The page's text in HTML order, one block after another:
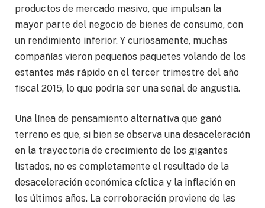
productos de mercado masivo, que impulsan la
mayor parte del negocio de bienes de consumo, con
un rendimiento inferior. Y curiosamente, muchas
compañías vieron pequeños paquetes volando de los
estantes más rápido en el tercer trimestre del año
fiscal 2015, lo que podría ser una señal de angustia.
Una línea de pensamiento alternativa que ganó
terreno es que, si bien se observa una desaceleración
en la trayectoria de crecimiento de los gigantes
listados, no es completamente el resultado de la
desaceleración económica cíclica y la inflación en
los últimos años. La corroboración proviene de las